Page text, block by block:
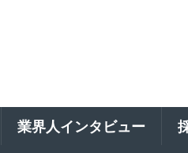
業界人インタビュー